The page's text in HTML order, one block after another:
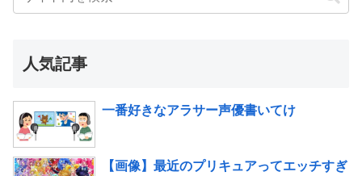
人気記事
一番好きなアラサー声優書いてけ
【画像】最近のプリキュアってエッチすぎ